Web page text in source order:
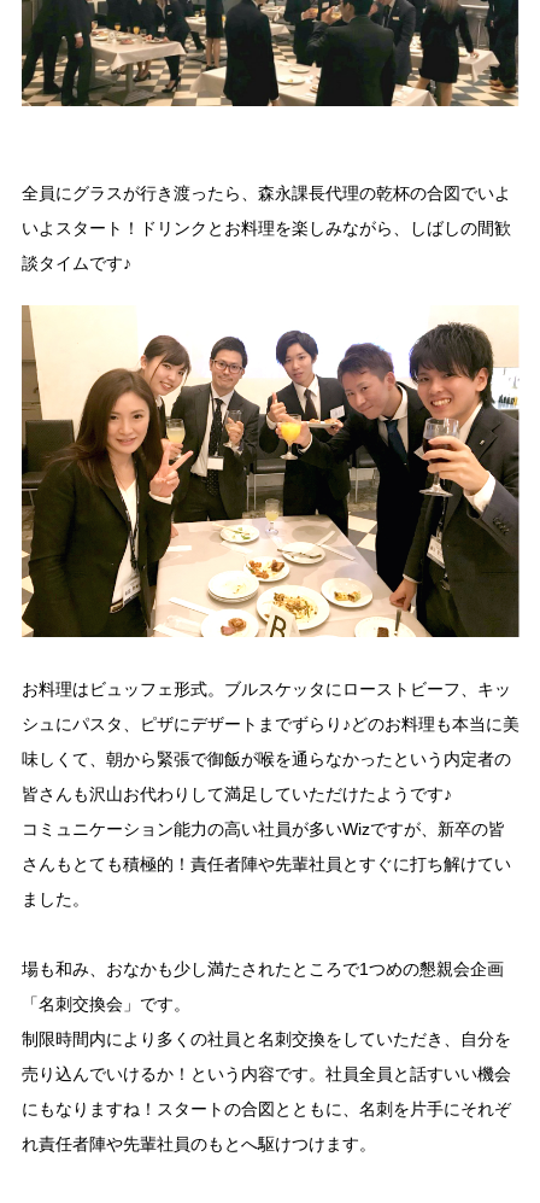
全員にグラスが行き渡ったら、森永課長代理の乾杯の合図でいよ
いよスタート！ドリンクとお料理を楽しみながら、しばしの間歓
談タイムです♪
お料理はビュッフェ形式。ブルスケッタにローストビーフ、キッ
シュにパスタ、ピザにデザートまでずらり♪どのお料理も本当に美
味しくて、朝から緊張で御飯が喉を通らなかったという内定者の
皆さんも沢山お代わりして満足していただけたようです♪
コミュニケーション能力の高い社員が多いWizですが、新卒の皆
さんもとても積極的！責任者陣や先輩社員とすぐに打ち解けてい
ました。
場も和み、おなかも少し満たされたところで1つめの懇親会企画
「名刺交換会」です。
制限時間内により多くの社員と名刺交換をしていただき、自分を
売り込んでいけるか！という内容です。社員全員と話すいい機会
にもなりますね！スタートの合図とともに、名刺を片手にそれぞ
れ責任者陣や先輩社員のもとへ駆けつけます。